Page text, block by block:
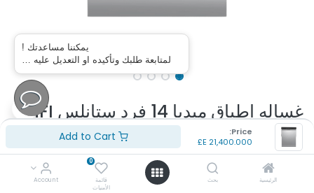
Price:
21,400.000
الرئيسية بحث
0
قائمة
الأمنيات
Account
غساله اطباق ميديا 14 فرد ستانلس WiFI
فتح الباب تلقائي رشاش 360 درجه /
ميديا MDWEF1433D(SS)-WI-EG
يمكننا مساعدتك !
لمتابعة طلبك وتأكيده او التعديل عليه …